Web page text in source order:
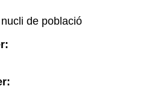
de població